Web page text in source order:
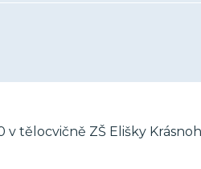
tělocvičně ZŠ Elišky